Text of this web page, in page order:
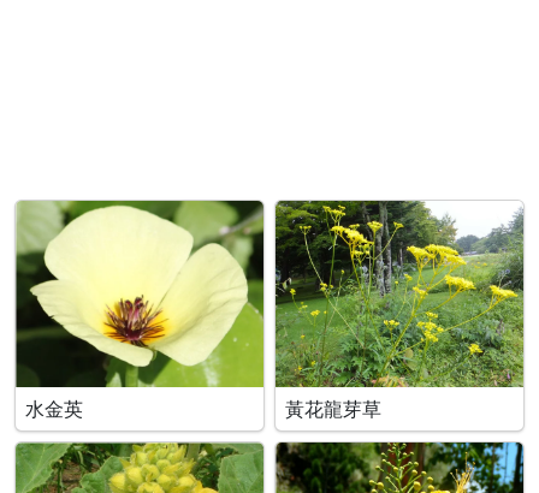
水金英 黃花龍芽草